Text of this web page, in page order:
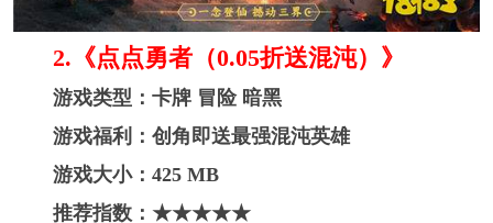
2. 《点点勇者（0.05折送混沌）》
游戏类型：卡牌 冒险 暗黑
游戏福利：创角即送最强混沌英雄
游戏大小：425 MB
推荐指数：★★★★★